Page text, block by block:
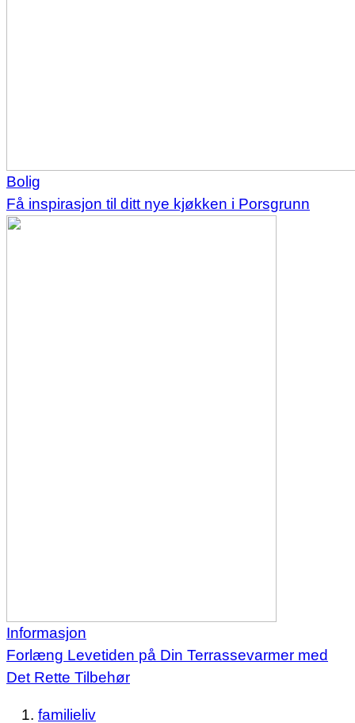
Bolig
Få inspirasjon til ditt nye kjøkken i Porsgrunn
Informasjon
Forlæng Levetiden på Din Terrassevarmer med
Det Rette Tilbehør
familieliv